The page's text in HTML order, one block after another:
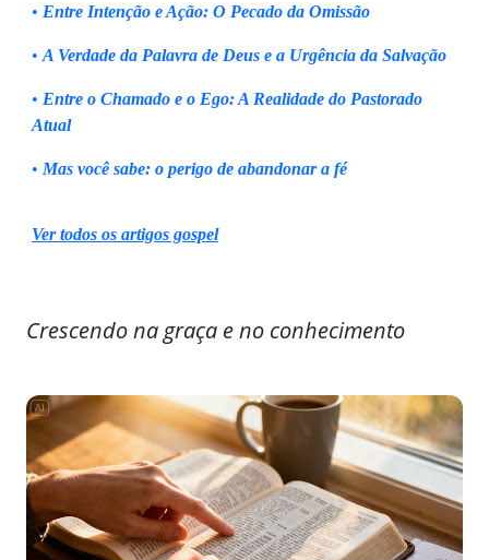
• Entre Intenção e Ação: O Pecado da Omissão
• A Verdade da Palavra de Deus e a Urgência da Salvação
• Entre o Chamado e o Ego: A Realidade do Pastorado
Atual
• Mas você sabe: o perigo de abandonar a fé
Ver todos os artigos gospel
Crescendo na graça e no conhecimento